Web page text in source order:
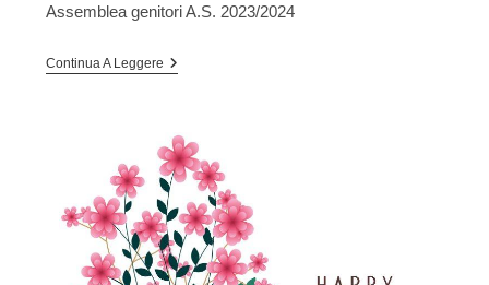
Assemblea genitori A.S. 2023/2024
Continua A Leggere RIUNIONE